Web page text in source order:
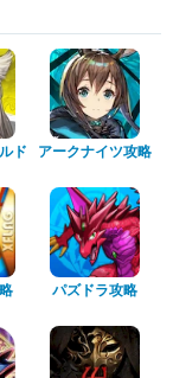
ド
アークナイツ攻略
パズドラ攻略